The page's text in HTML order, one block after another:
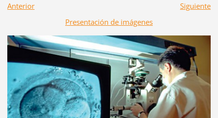
Anterior
Siguiente
Presentación de imágenes